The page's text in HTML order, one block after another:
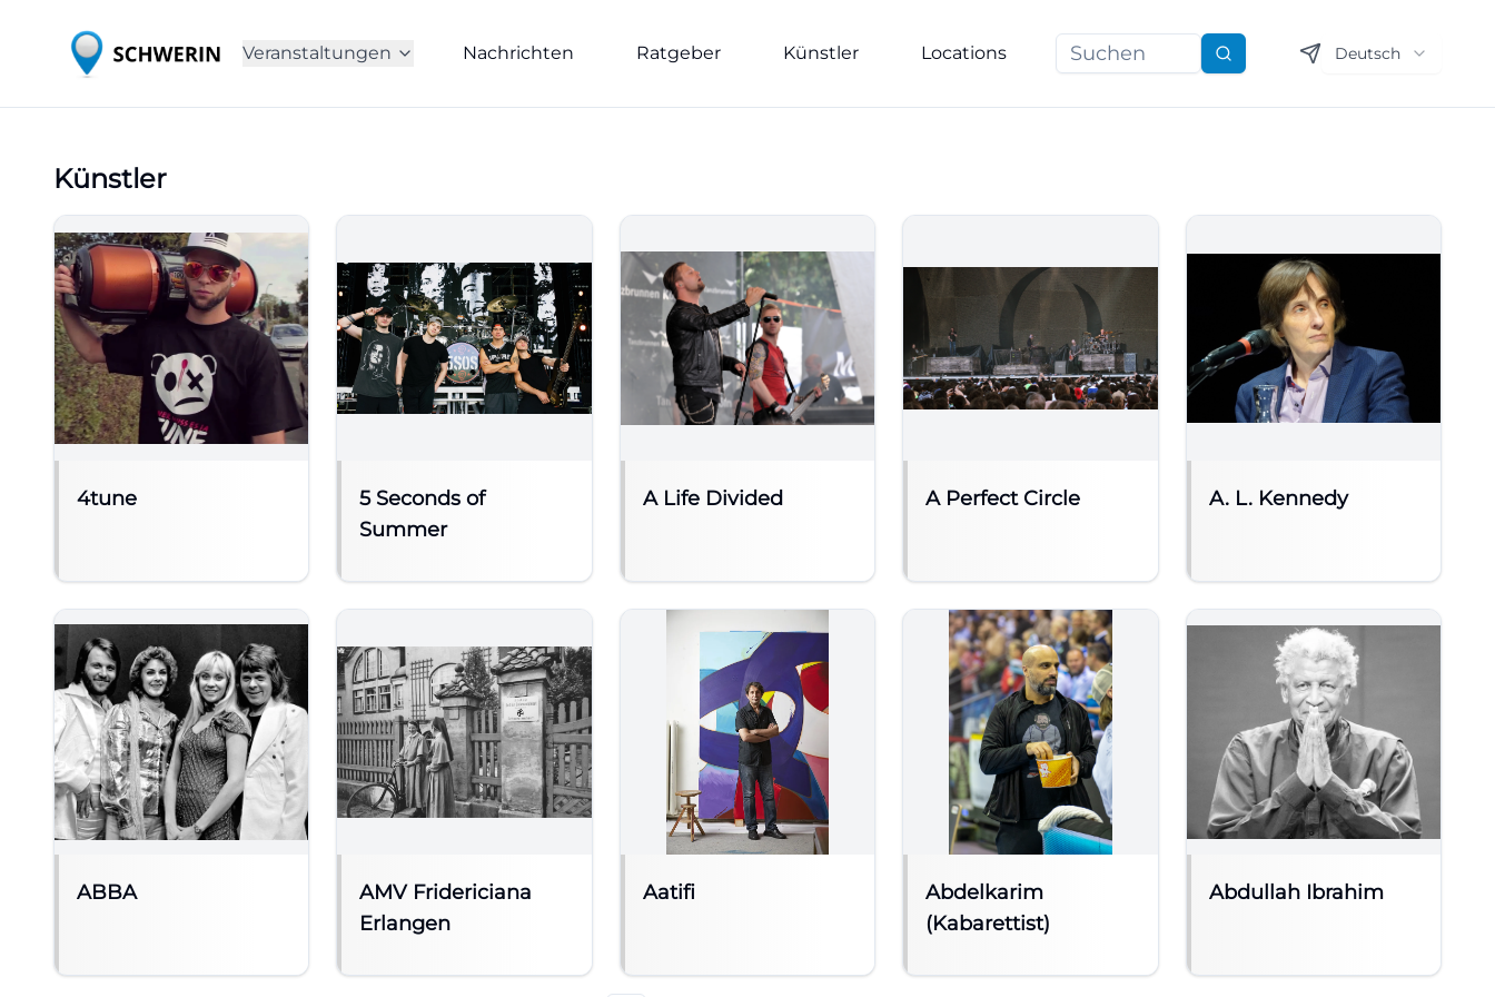
Veranstaltungen Nachrichten Ratgeber Künstler Locations Suchen Deutsch
Künstler
4tune
5 Seconds of
Summer
A Life Divided A Perfect Circle A. L. Kennedy
ABBA
AMV Fridericiana
Erlangen
Aatifi
Abdelkarim
(Kabarettist)
Abdullah Ibrahim